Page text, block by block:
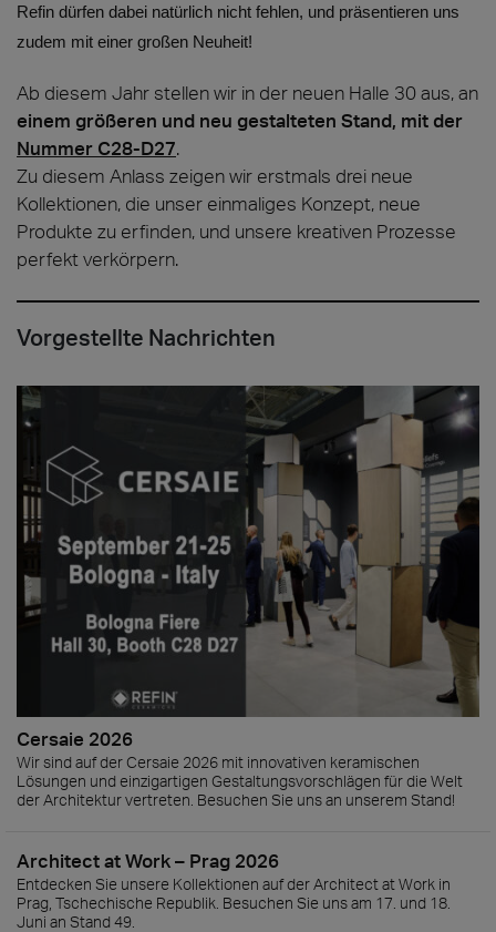
Refin dürfen dabei natürlich nicht fehlen, und präsentieren uns
zudem mit einer großen Neuheit!
Ab diesem Jahr stellen wir in der neuen Halle 30 aus, an
einem größeren und neu gestalteten Stand, mit der
Nummer C28-D27.
Zu diesem Anlass zeigen wir erstmals drei neue
Kollektionen, die unser einmaliges Konzept, neue
Produkte zu erfinden, und unsere kreativen Prozesse
perfekt verkörpern.
Vorgestellte Nachrichten
Cersaie 2026
Wir sind auf der Cersaie 2026 mit innovativen keramischen
Lösungen und einzigartigen Gestaltungsvorschlägen für die Welt
der Architektur vertreten. Besuchen Sie uns an unserem Stand!
Architect at Work – Prag 2026
Entdecken Sie unsere Kollektionen auf der Architect at Work in
Prag, Tschechische Republik. Besuchen Sie uns am 17. und 18.
Juni an Stand 49.